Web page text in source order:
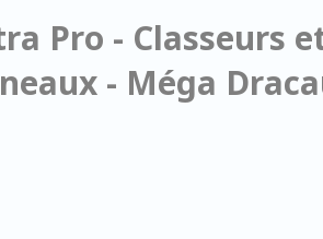
Pro - Classeurs
- Méga